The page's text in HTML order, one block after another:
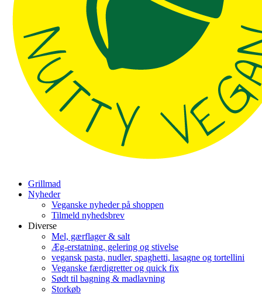
Grillmad
Nyheder
Veganske nyheder på shoppen
Tilmeld nyhedsbrev
Diverse
Mel, gærflager & salt
Æg-erstatning, gelering og stivelse
vegansk pasta, nudler, spaghetti, lasagne og tortellini
Veganske færdigretter og quick fix
Sødt til bagning & madlavning
Storkøb